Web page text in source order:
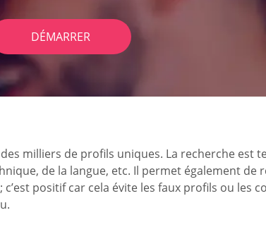
DÉMARRER
milliers de profils uniques. La recherche est
de la langue, etc. Il permet également de
positif car cela évite les faux profils ou les